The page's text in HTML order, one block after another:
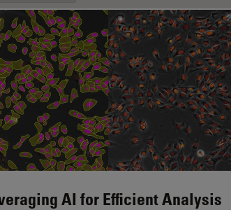
AI for Efficient Analysis